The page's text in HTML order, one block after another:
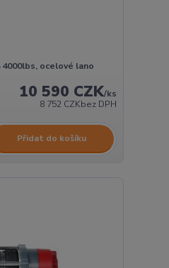
4000lbs, ocelové lano
10 590 CZK/ks
8 752 CZKbez DPH
Přidat do košíku